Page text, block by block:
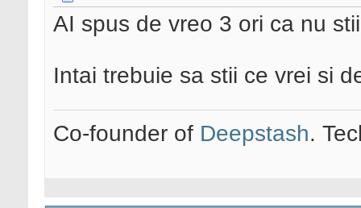
AI spus de vreo 3 ori ca nu
Intai trebuie sa stii ce vrei si
Co-founder of Deepstash.